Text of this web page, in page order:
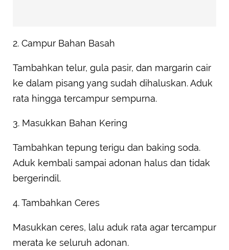
2. Campur Bahan Basah
Tambahkan telur, gula pasir, dan margarin cair
ke dalam pisang yang sudah dihaluskan. Aduk
rata hingga tercampur sempurna.
3. Masukkan Bahan Kering
Tambahkan tepung terigu dan baking soda.
Aduk kembali sampai adonan halus dan tidak
bergerindil.
4. Tambahkan Ceres
Masukkan ceres, lalu aduk rata agar tercampur
merata ke seluruh adonan.